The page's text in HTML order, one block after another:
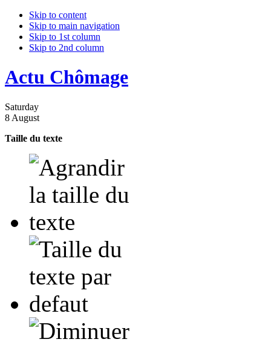
Skip to content
Skip to main navigation
Skip to 1st column
Skip to 2nd column
Actu Chômage
Saturday
8 August
Taille du texte